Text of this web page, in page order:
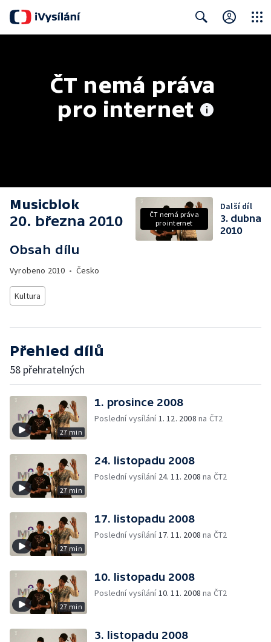
ČT nemá práva
pro internet
Musicblok
20. března 2010
Obsah dílu
Vyrobeno 2010 • Česko
Kultura
ČT nemá práva
pro internet
Další díl
3. dubna
2010
Přehled dílů
58 přehratelných
27 min
1. prosince 2008
Poslední vysílání1. 12. 2008 na ČT2
27 min
24. listopadu 2008
Poslední vysílání 24. 11. 2008 na ČT2
27 min
17. listopadu 2008
Poslední vysílání17. 11. 2008 na ČT2
27 min
10. listopadu 2008
Poslední vysílání10. 11. 2008 na ČT2
3. listopadu 2008